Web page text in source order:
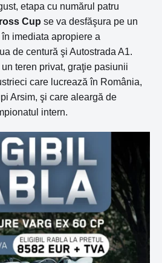
etapa cu numărul patru
Cup se va desfăşura pe un
imediata apropiere a
de centură şi Autostrada A1.
teren privat, graţie pasiunii
care lucrează în România,
Arsim, şi care aleargă de
intern.